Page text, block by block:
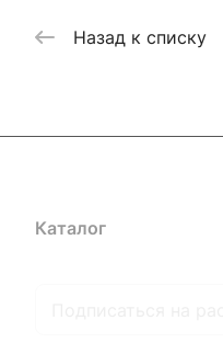
Назад к списку
Каталог